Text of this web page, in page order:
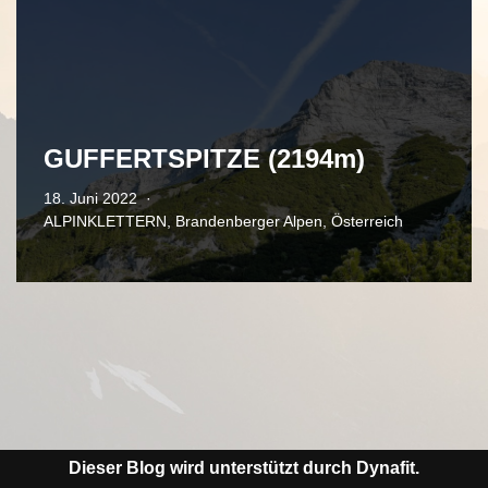
GUFFERTSPITZE (2194m)
18. Juni 2022
ALPINKLETTERN , Brandenberger Alpen,Österreich
Dieser Blog wird unterstützt durch Dynafit.